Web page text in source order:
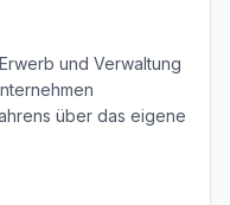
und Verwaltung
über das eigene